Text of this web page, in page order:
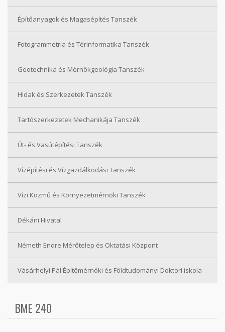
Építőanyagok és Magasépítés Tanszék
Fotogrammetria és Térinformatika Tanszék
Geotechnika és Mérnökgeológia Tanszék
Hidak és Szerkezetek Tanszék
Tartószerkezetek Mechanikája Tanszék
Út- és Vasútépítési Tanszék
Vízépítési és Vízgazdálkodási Tanszék
Vízi Közmű és Környezetmérnöki Tanszék
Dékáni Hivatal
Németh Endre Mérőtelep és Oktatási Központ
Vásárhelyi Pál Építőmérnöki és Földtudományi Doktori iskola
BME 240